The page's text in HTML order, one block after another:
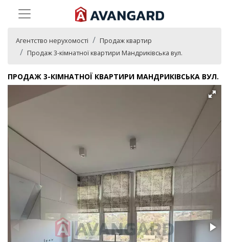
Агентство нерухомості
Продаж квартир
Продаж 3-кімнатної квартири Мандриківська вул.
ПРОДАЖ 3-КІМНАТНОЇ КВАРТИРИ МАНДРИКІВСЬКА ВУЛ.